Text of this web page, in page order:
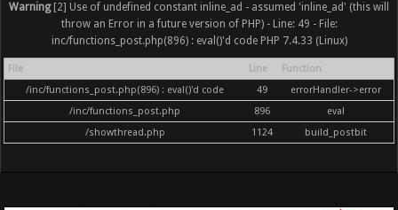
Warning[2] Use of undefined constant inline_ad - assumed 'inline_ad' (this will
throw an Error in a future version of PHP) - Line: 49 - File:
inc/functions_post.php(896) : eval()'d code PHP 7.4.33 (Linux)
File Line
Function
/inc/functions_post.php(896) : eval()'d code
49
errorHandler->error
/inc/functions_post.php
896
eval
/showthread.php
1124 build_postbit